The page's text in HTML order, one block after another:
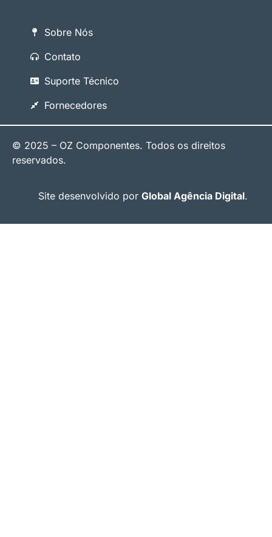
Sobre Nós
Contato
Suporte Técnico
Fornecedores
© 2025 – OZ Componentes. Todos os direitos
reservados.
Site desenvolvido por Global Agência Digital.